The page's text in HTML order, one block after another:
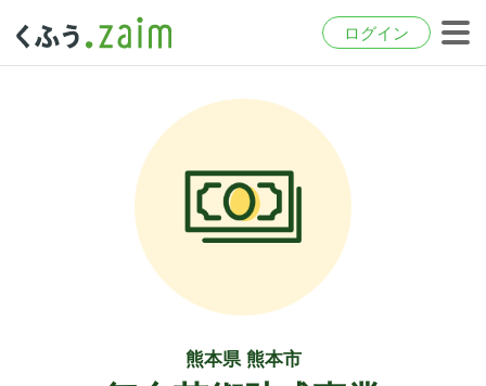
ログイン
熊本県 熊本市